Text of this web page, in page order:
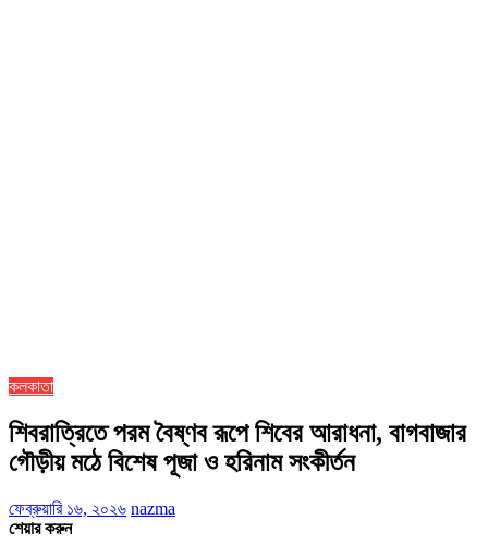
কলকাতা
শিবরাত্রিতে পরম বৈষ্ণব রূপে শিবের আরাধনা, বাগবাজার
গৌড়ীয় মঠে বিশেষ পূজা ও হরিনাম সংকীর্তন
ফেব্রুয়ারি ১৬, ২০২৬ nazma
শেয়ার করুন